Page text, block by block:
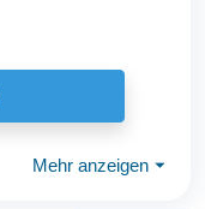
Mehr anzeigen ⏷